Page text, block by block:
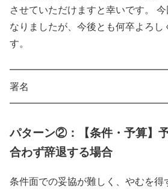
させていただけますと幸いです。
なりましたが、今後とも何卒よろし
す。
署名
パターン②：【条件・予算】
合わず辞退する場合
条件面での妥協が難しく、やむを得